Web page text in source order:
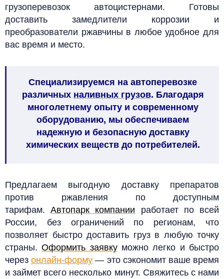
грузоперевозок автоцистернами. Готовы
доставить замедлители коррозии и
преобразователи ржавчины в любое удобное для
вас время и место.
Специализируемся на автоперевозке
различных наливных грузов. Благодаря
многолетнему опыту и современному
оборудованию, мы обеспечиваем
надежную и безопасную доставку
химических веществ до потребителей.
Предлагаем выгодную доставку препаратов
против ржавления по доступным
тарифам.Автопарк компании работает по всей
России, без ограничений по регионам, что
позволяет быстро доставить груз в любую точку
страны.Оформить заявкуможно легко и быстро
черезонлайн-форму — это сэкономит ваше время
и займет всего несколько минут. Свяжитесь с нами